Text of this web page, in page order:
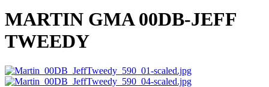
MARTIN GMA 00DB-JEFF
TWEEDY